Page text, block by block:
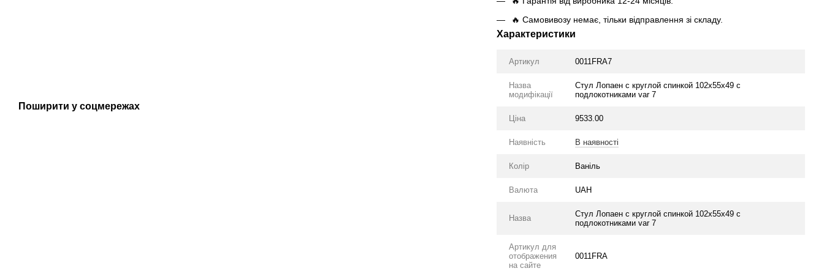
Поширити у соцмережах
🔥 Самовивозу немає, тільки відправлення зі складу.
Характеристики
Артикул 0011FRA7
Назва
модифікації
Стул Лопаен с круглой спинкой 102х55х49 с
подлокотниками var 7
Ціна 9533.00
Наявність В наявності
Колір Ваніль
Валюта UAH
Назва
Стул Лопаен с круглой спинкой 102х55х49 с
подлокотниками var 7
Артикул для
отображения
на сайте
0011FRA